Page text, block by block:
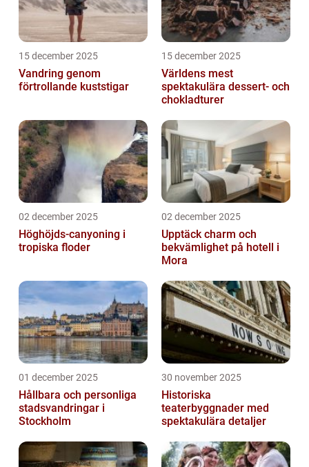
15 december 2025
Vandring genom
förtrollande kuststigar
15 december 2025
Världens mest
spektakulära dessert- och
chokladturer
02 december 2025
Höghöjds-canyoning i
tropiska floder
02 december 2025
Upptäck charm och
bekvämlighet på hotell i
Mora
01 december 2025
Hållbara och personliga
stadsvandringar i
Stockholm
30 november 2025
Historiska
teaterbyggnader med
spektakulära detaljer